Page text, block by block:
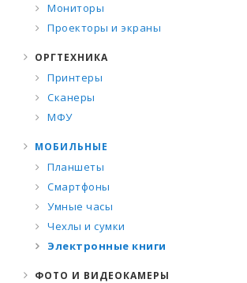
Мониторы
Проекторы и экраны
ОРГТЕХНИКА
Принтеры
Сканеры
МФУ
МОБИЛЬНЫЕ
Планшеты
Смартфоны
Умные часы
Чехлы и сумки
Электронные книги
ФОТО И ВИДЕОКАМЕРЫ